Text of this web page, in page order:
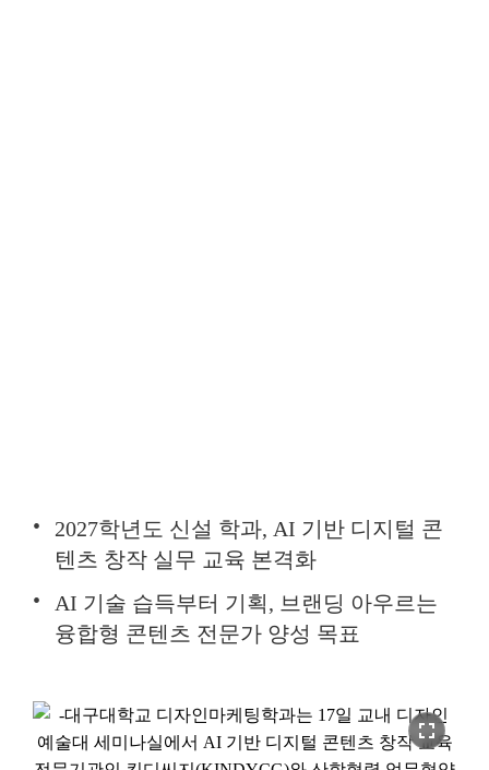
2027학년도 신설 학과, AI 기반 디지털 콘
텐츠 창작 실무 교육 본격화
AI 기술 습득부터 기획, 브랜딩 아우르는
융합형 콘텐츠 전문가 양성 목표
fullscreen